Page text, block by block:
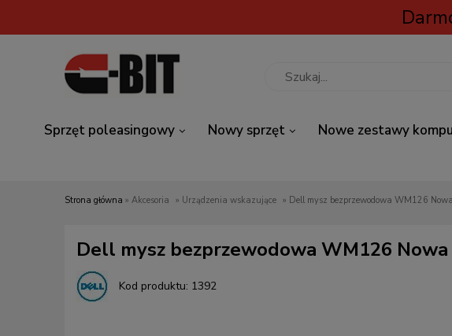
Sprzęt poleasingowy Nowy sprzęt Nowe zestawy
Strona główna » Akcesoria » Urządzenia wskazujące » Dell mysz bezprzewodowa WM126 Nowa
Dell mysz bezprzewodowa WM126 Nowa
Kod produktu: 1392